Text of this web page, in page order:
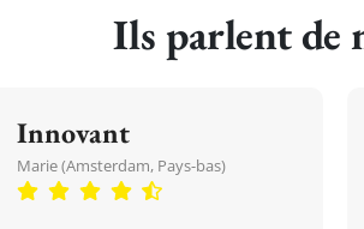
Ils parlent de
Innovant
Marie (Amsterdam, Pays-bas)